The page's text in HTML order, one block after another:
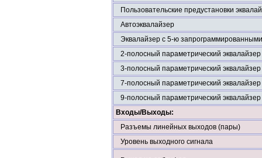
Пользовательские предустановки
Автоэквалайзер
Эквалайзер с 5-ю
2-полосный параметрический эквалайзер
3-полосный параметрический эквалайзер
7-полосный параметрический эквалайзер
9-полосный параметрический эквалайзер
Входы/Выходы:
Разъемы линейных выходов (пары)
Уровень выходного сигнала